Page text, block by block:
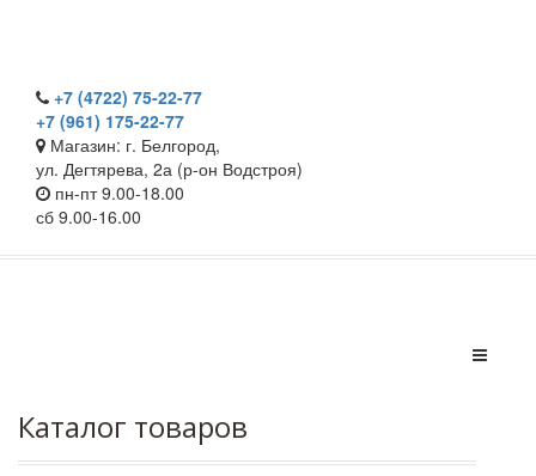
+7 (4722) 75-22-77
+7 (961) 175-22-77
Магазин: г. Белгород,
ул. Дегтярева, 2а (р-он Водстроя)
пн-пт 9.00-18.00
сб 9.00-16.00
Каталог товаров